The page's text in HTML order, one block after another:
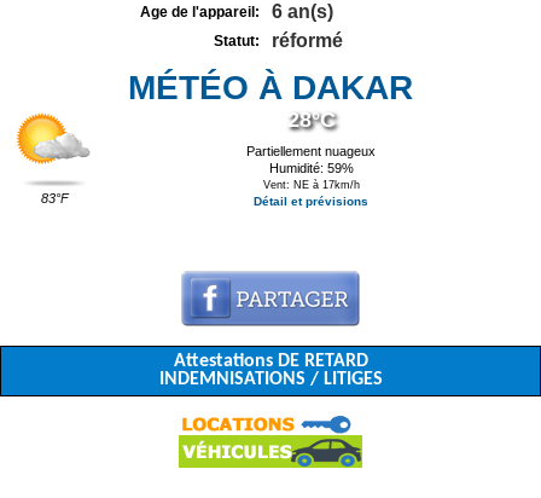
Age de l'appareil: 6 an(s)
Statut: réformé
MÉTÉO À DAKAR
83°F
28°C
Partiellement nuageux
Humidité: 59%
Vent: NE à 17km/h
Détail et prévisions
Attestations DE RETARD
INDEMNISATIONS / LITIGES